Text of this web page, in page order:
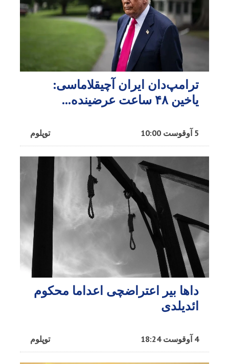
ترامپ‌دان ایران آچیقلاماسی:
یاخین ۴۸ ساعت عرضینده...
توپلوم 5 آوقوست 10:00
داها بیر اعتراضچی اعداما محکوم
ائدیلدی
توپلوم 4 آوقوست 18:24